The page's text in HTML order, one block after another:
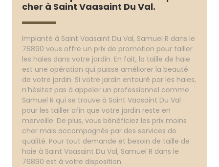
cher à Saint Vaasaint Du Val.
Implanté à Saint Vaasaint Du Val, Samuel R dans le
76890 vous offre un prix de promotion pour tailler
les haies dans votre jardin. En fait, la taille de haie
est une opération qui puisse améliorer la beauté
de votre jardin. Si votre jardin entouré par les haies,
n’hésitez pas à appeler un professionnel comme
Samuel R qui se trouve à Saint Vaasaint Du Val
pour les tailler afin que votre jardin reste en
merveille. De plus, vous bénéficiez les prix moins
cher mais accompagnés par des services de
qualité. Pour tout demande et besoin de taille de
haie à Saint Vaasaint Du Val, Samuel R dans le
76890 est à votre disposition.